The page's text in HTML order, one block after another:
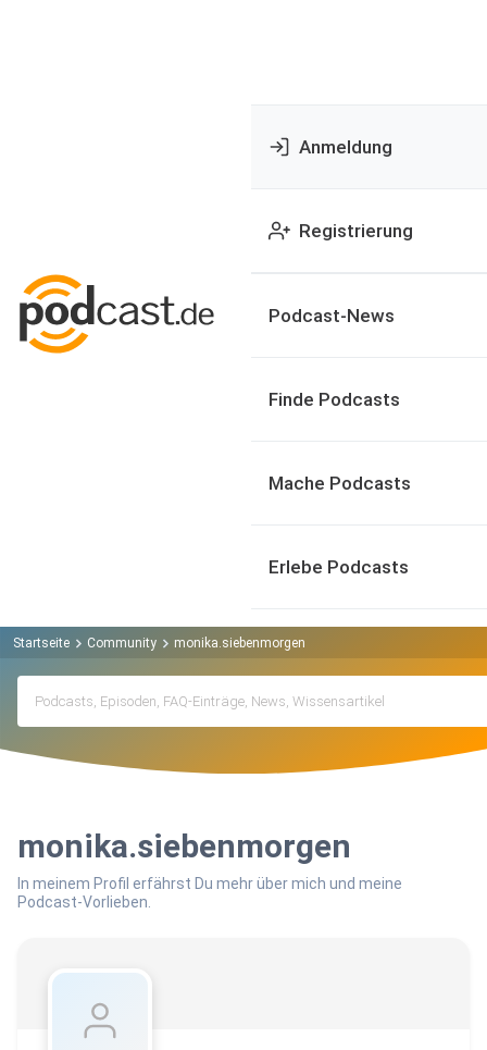
Anmeldung
Registrierung
Podcast-News
Finde Podcasts
Mache Podcasts
Erlebe Podcasts
Startseite Community monika.siebenmorgen
monika.siebenmorgen
In meinem Profil erfährst Du mehr über mich und meine
Podcast-Vorlieben.